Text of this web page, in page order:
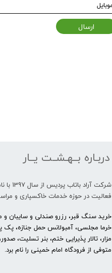
ارسال
دربـاره بــهـشــت یــار
شرکت
فعالیت در حوزه خدمات خاکسپاری و
خرید سنگ قبر، رزرو صندلی و سایبان و
خرما مجلسی، آمبولانس حمل جنازه، پک
مزار، تالار پذیرایی ختم، بنر تسلیت،
متوفی از فرودگاه امام خمینی را نام برد.